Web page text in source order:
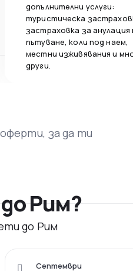
допълнителни услуги:
туристическа
застраховка за анулация
пътуване, коли под наем,
местни изживявания и
други.
за да ти
Рим?
до Рим
Септември